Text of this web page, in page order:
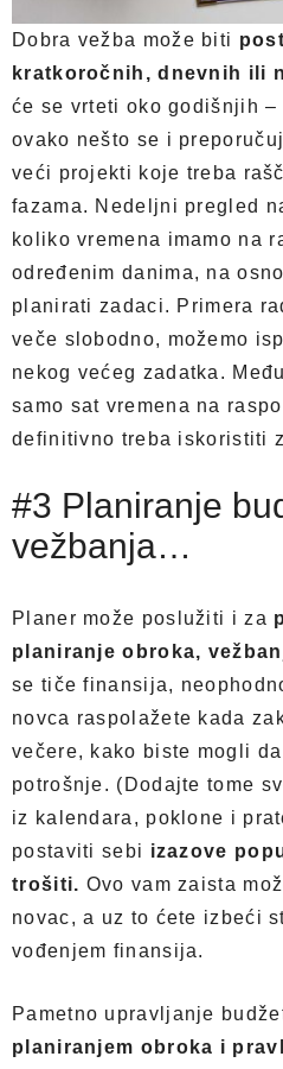
Dobra vežba može biti
kratkoročnih, dnevnih ili
će se vrteti oko godišnjih –
ovako nešto se i
veći projekti koje treba
fazama. Nedeljni pregled
koliko vremena imamo na
određenim danima, na
planirati zadaci. Primera
veče slobodno, možemo
nekog većeg zadatka.
samo sat vremena na
definitivno treba iskoristiti
#3 Planiranje
vežbanja…
Planer može poslužiti i za
planiranje obroka,
se tiče finansija,
novca raspolažete kada
večere, kako biste mogli
potrošnje. (Dodajte tome
iz kalendara, poklone i
postaviti sebi izazove
trošiti. Ovo vam zaista
novac, a uz to ćete izbeći
vođenjem finansija.
Pametno upravljanje
planiranjem obroka i